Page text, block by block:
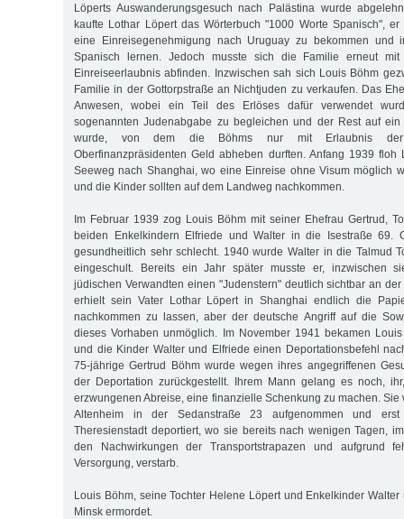
Löperts Auswanderungsgesuch nach Palästina wurde
kaufte Lothar Löpert das Wörterbuch "1000 Worte Spanisch",
eine Einreisegenehmigung nach Uruguay zu bekommen und
Spanisch lernen. Jedoch musste sich die Familie erneut
Einreiseerlaubnis abfinden. Inzwischen sah sich Louis Böhm
Familie in der Gottorpstraße an Nichtjuden zu verkaufen. Das
Anwesen, wobei ein Teil des Erlöses dafür verwendet
sogenannten Judenabgabe zu begleichen und der Rest auf ein
wurde, von dem die Böhms nur mit Erlaubnis der
Oberfinanzpräsidenten Geld abheben durften. Anfang 1939 floh
Seeweg nach Shanghai, wo eine Einreise ohne Visum möglich
und die Kinder sollten auf dem Landweg nachkommen.
Im Februar 1939 zog Louis Böhm mit seiner Ehefrau Gertrud,
beiden Enkelkindern Elfriede und Walter in die Isestraße 69.
gesundheitlich sehr schlecht. 1940 wurde Walter in die Talmud
eingeschult. Bereits ein Jahr später musste er, inzwischen
jüdischen Verwandten einen "Judenstern" deutlich sichtbar an
erhielt sein Vater Lothar Löpert in Shanghai endlich die
nachkommen zu lassen, aber der deutsche Angriff auf die
dieses Vorhaben unmöglich. Im November 1941 bekamen
und die Kinder Walter und Elfriede einen Deportations­befehl
75-jährige Gertrud Böhm wurde wegen ihres angegriffenen
der Deportation zurückgestellt. Ihrem Mann gelang es noch,
erzwungenen Abreise, eine finanzielle Schenkung zu machen.
Altenheim in der Sedanstraße 23 aufgenommen und
Theresienstadt deportiert, wo sie bereits nach wenigen Tagen,
den Nachwirkungen der Transportstrapazen und aufgrund
Versorgung, verstarb.
Louis Böhm, seine Tochter Helene Löpert und Enkelkinder
Minsk ermordet.